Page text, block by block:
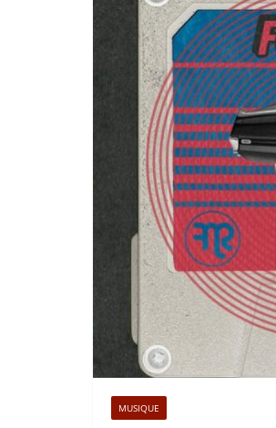
MUSIQUE